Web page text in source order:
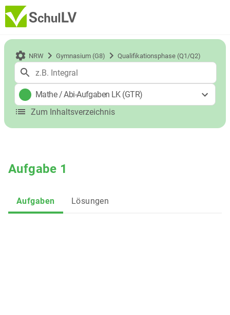
NRW Gymnasium (G8) Qualifikationsphase (Q1/Q2)
Mathe/Abi-Aufgaben LK (GTR)
Zum Inhaltsverzeichnis
Aufgabe 1
Aufgaben Lösungen